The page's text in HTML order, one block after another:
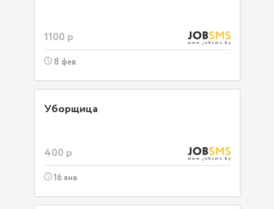
1100 р
8 фев
Уборщица
400 р
16 янв